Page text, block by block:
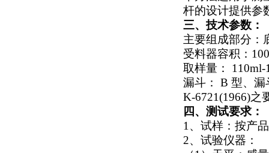
杆的设计提供参
三、技术参数：
主要组成部分：
受料器容积：
取样量： 110ml-
漏斗： B 型、漏
K-6721(1966)之
四、测试要求：
1、试样：按产
2、试验仪器：